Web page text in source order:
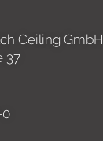
Ceiling GmbH
37
0